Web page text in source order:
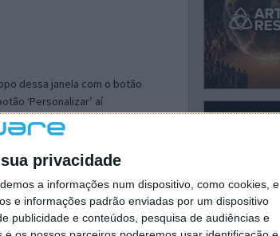
privacidade
a informações num dispositivo, como cookies, e
e informações padrão enviadas por um dispositivo
publicidade e conteúdos, pesquisa de audiências e
dessa janela com o botão
‘Personalizar’ aí
navegar e o gestor de
escolhes ‘Opções’ ou
para colocares um visto